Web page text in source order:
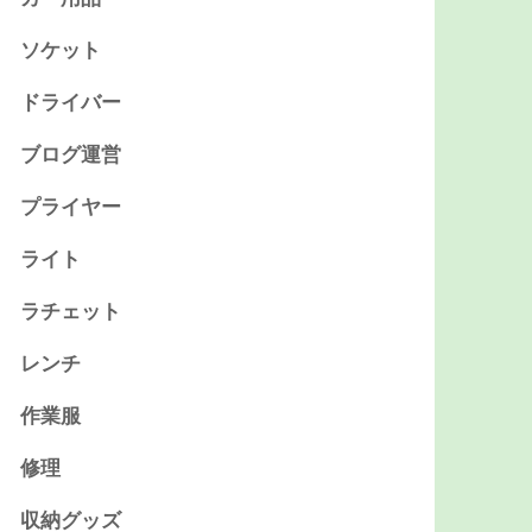
ソケット
ドライバー
ブログ運営
プライヤー
ライト
ラチェット
レンチ
作業服
修理
収納グッズ